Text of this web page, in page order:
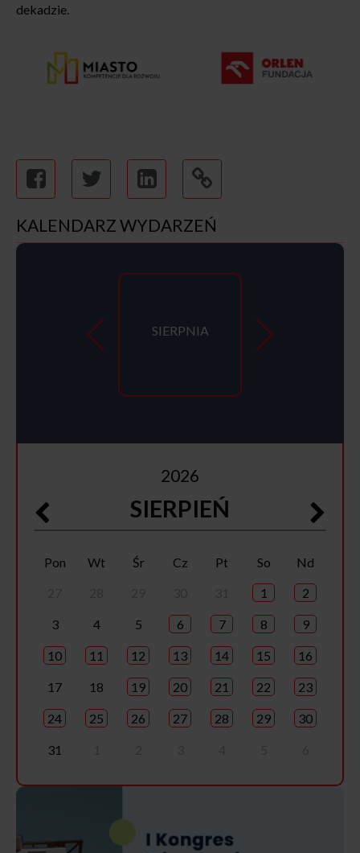
dekadzie.
KALENDARZ WYDARZEŃ
SIERPNIA
2026
SIERPIEŃ
Pon Wt Śr Cz Pt So
Nd
1 2
3 4 5 6 7 8 9
10 11 12 13 14 15 16
17 18 19 20 21 22 23
24 25 26 27 28 29 30
31